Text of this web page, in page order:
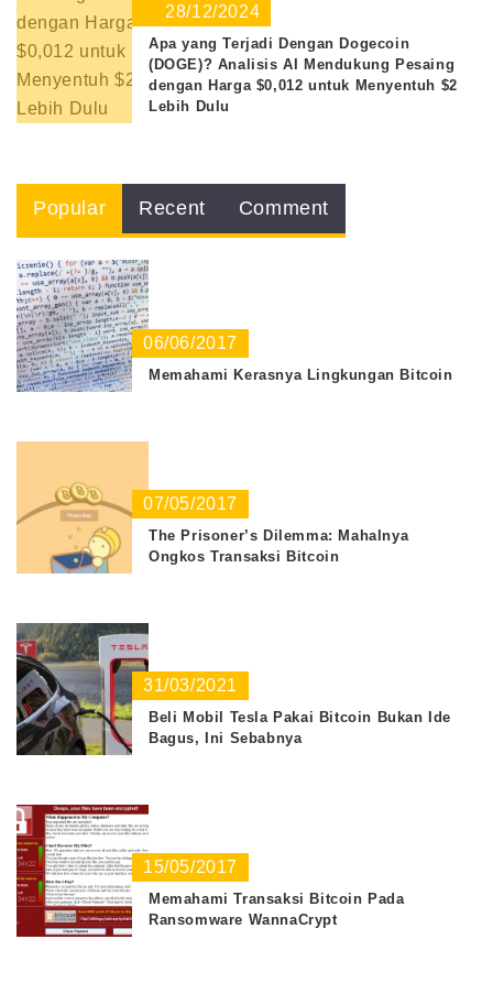
28/12/2024
Apa yang Terjadi Dengan Dogecoin
(DOGE)? Analisis AI Mendukung Pesaing
dengan Harga $0,012 untuk Menyentuh $2
Lebih Dulu
Popular Recent Comment
06/06/2017
Memahami Kerasnya Lingkungan Bitcoin
07/05/2017
The Prisoner’s Dilemma: Mahalnya
Ongkos Transaksi Bitcoin
31/03/2021
Beli Mobil Tesla Pakai Bitcoin Bukan Ide
Bagus, Ini Sebabnya
15/05/2017
Memahami Transaksi Bitcoin Pada
Ransomware WannaCrypt